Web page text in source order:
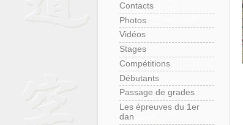
Contacts
Photos
Vidéos
Stages
Compétitions
Débutants
Passage de grades
Les épreuves du 1er
dan